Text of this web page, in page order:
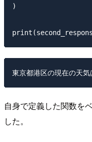
)
自身で定義した関数を
した。